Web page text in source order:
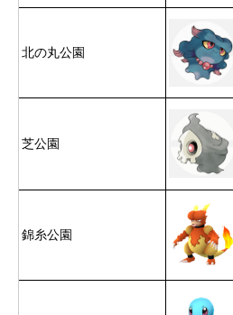
北の丸公園
芝公園
錦糸公園